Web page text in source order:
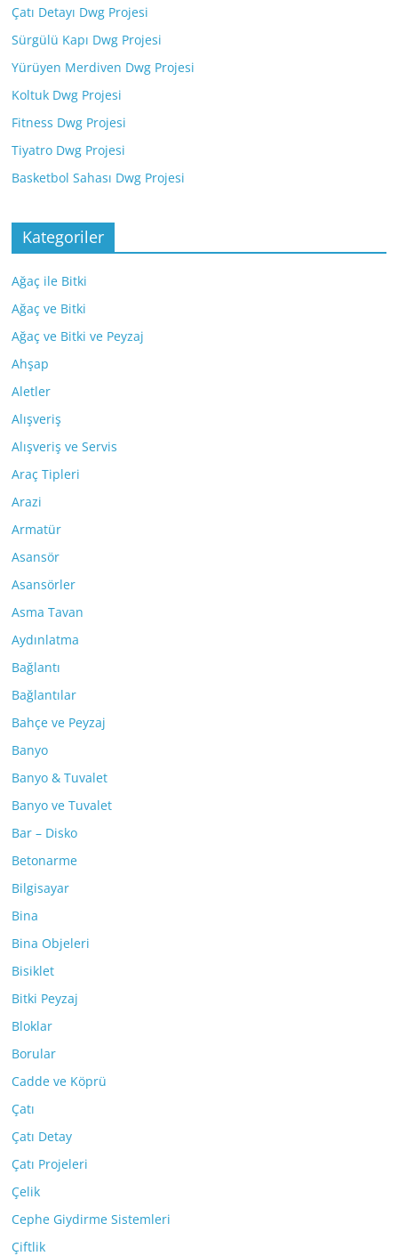
Çatı Detayı Dwg Projesi
Sürgülü Kapı Dwg Projesi
Yürüyen Merdiven Dwg Projesi
Koltuk Dwg Projesi
Fitness Dwg Projesi
Tiyatro Dwg Projesi
Basketbol Sahası Dwg Projesi
Kategoriler
Ağaç ile Bitki
Ağaç ve Bitki
Ağaç ve Bitki ve Peyzaj
Ahşap
Aletler
Alışveriş
Alışveriş ve Servis
Araç Tipleri
Arazi
Armatür
Asansör
Asansörler
Asma Tavan
Aydınlatma
Bağlantı
Bağlantılar
Bahçe ve Peyzaj
Banyo
Banyo & Tuvalet
Banyo ve Tuvalet
Bar – Disko
Betonarme
Bilgisayar
Bina
Bina Objeleri
Bisiklet
Bitki Peyzaj
Bloklar
Borular
Cadde ve Köprü
Çatı
Çatı Detay
Çatı Projeleri
Çelik
Cephe Giydirme Sistemleri
Çiftlik